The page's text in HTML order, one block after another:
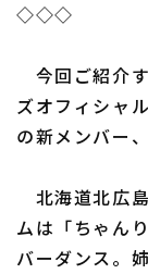
運営会社（別ウィ
◇◇◇
今回ご紹介
ズオフィシャ
の新メンバー
北海道北広
ムは「ちゃん
バーダンス。